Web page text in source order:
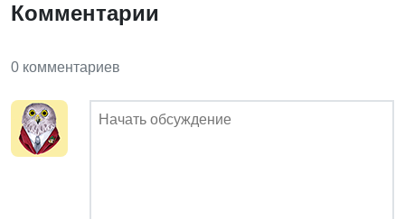
Комментарии
0 комментариев